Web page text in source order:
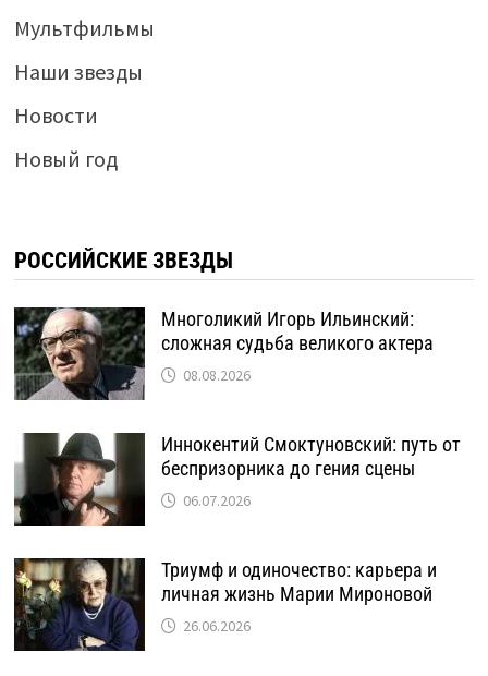
Мультфильмы
Наши звезды
Новости
Новый год
РОССИЙСКИЕ ЗВЕЗДЫ
Многоликий Игорь Ильинский:
сложная судьба великого актера
08.08.2026
Иннокентий Смоктуновский: путь от
беспризорника до гения сцены
06.07.2026
Триумф и одиночество: карьера и
личная жизнь Марии Мироновой
26.06.2026